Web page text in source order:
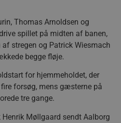
Thomas Arnoldsen og
spillet på midten af banen,
stregen og Patrick Wiesmach
begge fløje.
for hjemmeholdet, der
forsøg, mens gæsterne på
tre gange.
Møllgaard sendt Aalborg